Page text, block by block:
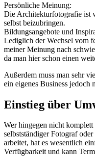
Persönliche Meinung:
‍Die Architekturfotografie ist
selbst beizubringen.
Bildungsangebote und
Lediglich der Wechsel vom
meiner Meinung nach
da man hier schon einen
Außerdem muss man sehr
ein eigenes Business jedoch
Einstieg über
Wer hingegen nicht komplett
selbstständiger Fotograf
arbeitet, hat es wesentlich
Verfügbarkeit und kann